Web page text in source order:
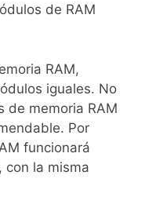
de RAM
RAM,
iguales. No
de memoria RAM
Por
funcionará
con la misma